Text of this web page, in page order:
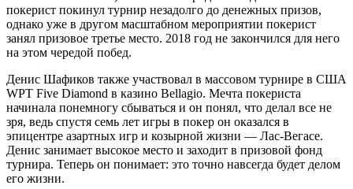
покерист покинул турнир незадолго до денежных призов,
однако уже в другом масштабном мероприятии покерист
занял призовое третье место. 2018 год не закончился для него
на этом чередой побед.
Денис Шафиков также участвовал в массовом турнире в США
WPT Five Diamond в казино Bellagio. Мечта покериста
начинала понемногу сбываться и он понял, что делал все не
зря, ведь спустя семь лет игры в покер он оказался в
эпицентре азартных игр и козырной жизни — Лас-Вегасе.
Денис занимает высокое место и заходит в призовой фонд
турнира. Теперь он понимает: это точно навсегда будет делом
его жизни.